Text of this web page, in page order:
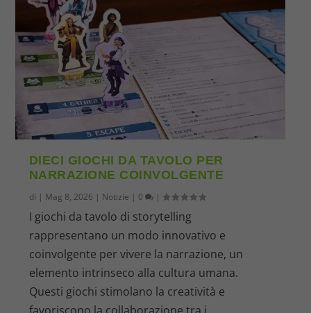
DIECI GIOCHI DA TAVOLO PER
NARRAZIONE COINVOLGENTE
di | Mag 8, 2026 | Notizie | 0 |
I giochi da tavolo di storytelling
rappresentano un modo innovativo e
coinvolgente per vivere la narrazione, un
elemento intrinseco alla cultura umana.
Questi giochi stimolano la creatività e